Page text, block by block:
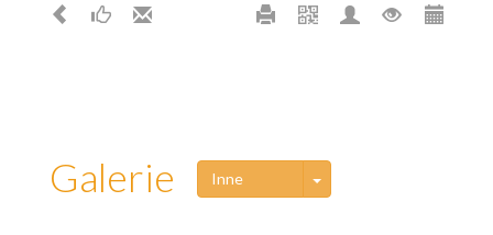
Galerie Inne Toggle Dropdown